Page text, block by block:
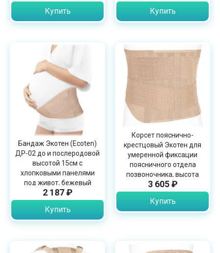
Купить Купить
Бандаж Экотен (Ecoten)
ДР-02 до и послеродовой
высотой 15см с
хлопковыми панелями
под живот, бежевый
2 187 ₽
Купить
Корсет пояснично-
крестцовый Экотен для
умеренной фиксации
поясничного отдела
позвоночника, высота
30см, ПРР-130
3 605 ₽
Купить